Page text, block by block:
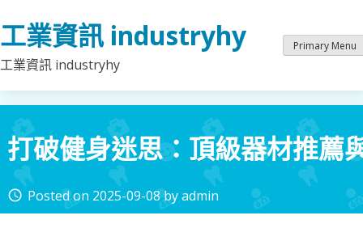
to
content
工業資訊 industryhy
工業資訊 industryhy
Primary Menu
打破健身迷思：頂級器材推薦
access_time Posted on 2025-09-08byadmin